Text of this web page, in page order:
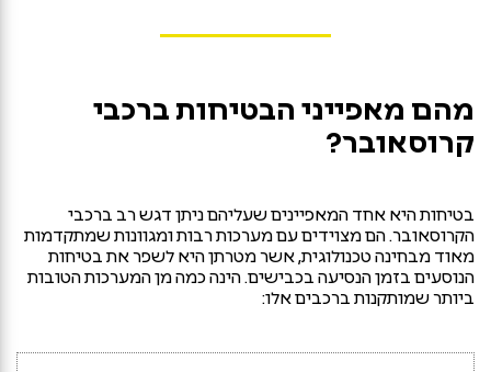
מהם מאפייני הבטיחות ברכבי
קרוסאובר?
בטיחות היא אחד המאפיינים שעליהם ניתן דגש רב ברכבי
הקרוסאובר. הם מצוידים עם מערכות רבות ומגוונות שמתקדמות
מאוד מבחינה טכנולוגית, אשר מטרתן היא לשפר את בטיחות
הנוסעים בזמן הנסיעה בכבישים. הינה כמה מן המערכות הטובות
ביותר שמותקנות ברכבים אלו: